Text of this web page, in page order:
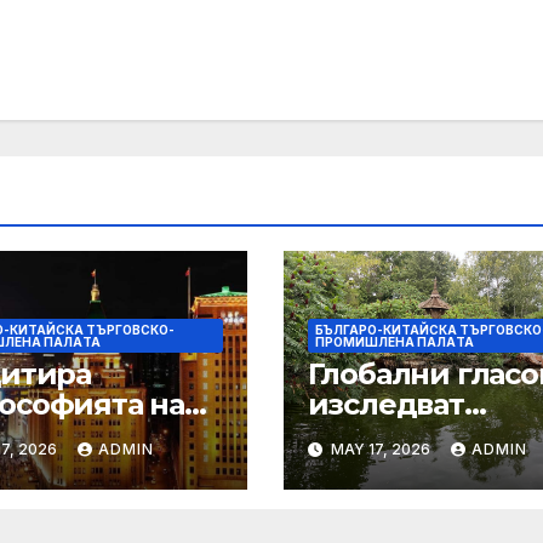
КИТАЙСКА ТЪРГОВСКО-
ПАЛAТА
на
за да
2026 ADMIN
БЪЛГАРО-КИТАЙСКА
ПРОМИШЛЕНА ПАЛAТА
Глобални
изследват
творчеството
устойчиви
градове в Wuxi
MAY 17, 2026 ADMIN